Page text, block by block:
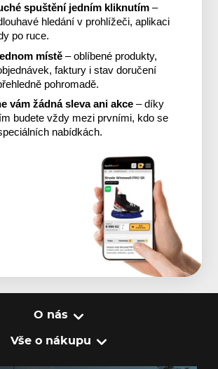
spuštění jedním kliknutím –
hledání v prohlížeči, aplikaci
po ruce.
místě – oblíbené produkty,
faktury i stav doručení
pohromadě.
vám žádná sleva ani akce – díky
budete vždy mezi prvními, kdo se
nabídkách.
O nás
Vše o nákupu